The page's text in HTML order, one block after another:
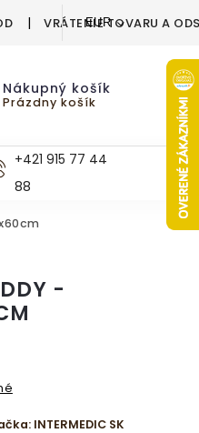
VRÁTENIE TOVARU A
EUR
Nákupný košík
Prázdny košík
KÚPEĽŇA
+421 915 77 44
88
-
INTERMEDIC SK